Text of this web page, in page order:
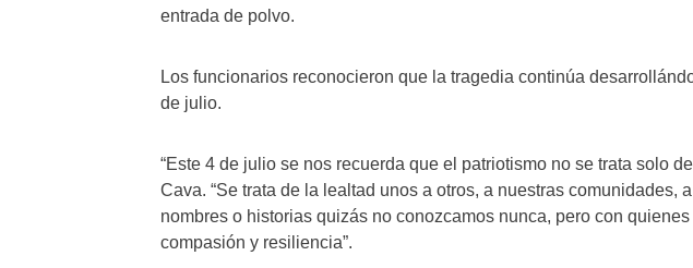
entrada de polvo.
Los funcionarios reconocieron que la tragedia continúa
de julio.
“Este 4 de julio se nos recuerda que el patriotismo no se trata solo
Cava. “Se trata de la lealtad unos a otros, a nuestras comunidades,
nombres o historias quizás no conozcamos nunca, pero con
compasión y resiliencia”.